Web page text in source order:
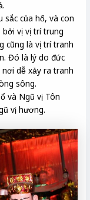
sắc của hổ, và con
vị vị trí trung
cũng là vị trí tranh
Đó là lý do đức
dễ xảy ra tranh
sông.
và Ngũ vị Tôn
vị hương.